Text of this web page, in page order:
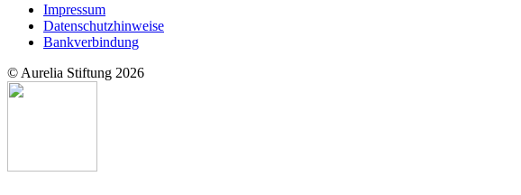
Impressum
Datenschutzhinweise
Bankverbindung
© Aurelia Stiftung 2026